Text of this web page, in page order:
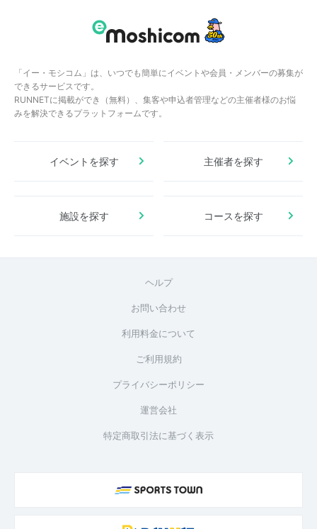
「イー・モシコム」は、いつでも簡単にイベントや会員・メンバーの募集が
できるサービスです。
RUNNETに掲載ができ（無料）、集客や申込者管理などの主催者様のお悩
みを解決できるプラットフォームです。
イベントを探す 主催者を探す
施設を探す コースを探す
ヘルプ
お問い合わせ
利用料金について
ご利用規約
プライバシーポリシー
運営会社
特定商取引法に基づく表示